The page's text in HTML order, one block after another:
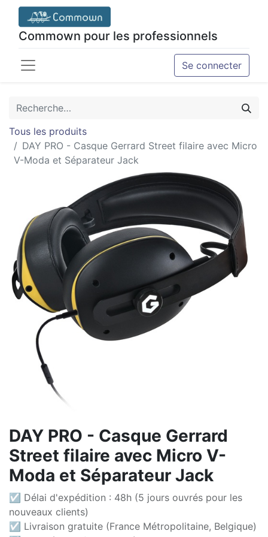
Commown pour les professionnels
Se connecter
Tous les produits
DAY PRO - Casque Gerrard Street filaire avec Micro
V-Moda et Séparateur Jack
DAY PRO - Casque Gerrard
Street filaire avec Micro V-
Moda et Séparateur Jack
☑ Délai d'expédition : 48h (5 jours ouvrés pour les
nouveaux clients)
☑ Livraison gratuite (France Métropolitaine, Belgique)